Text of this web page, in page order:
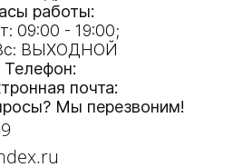
работы:
09:00 - 19:00;
ВЫХОДНОЙ
Телефон:
почта:
Мы перезвоним!